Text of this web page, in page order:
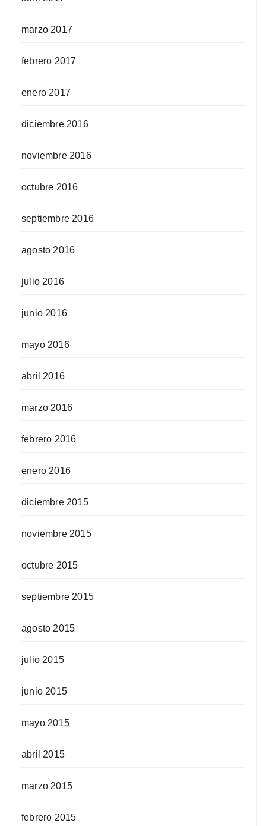
marzo 2017
febrero 2017
enero 2017
diciembre 2016
noviembre 2016
octubre 2016
septiembre 2016
agosto 2016
julio 2016
junio 2016
mayo 2016
abril 2016
marzo 2016
febrero 2016
enero 2016
diciembre 2015
noviembre 2015
octubre 2015
septiembre 2015
agosto 2015
julio 2015
junio 2015
mayo 2015
abril 2015
marzo 2015
febrero 2015